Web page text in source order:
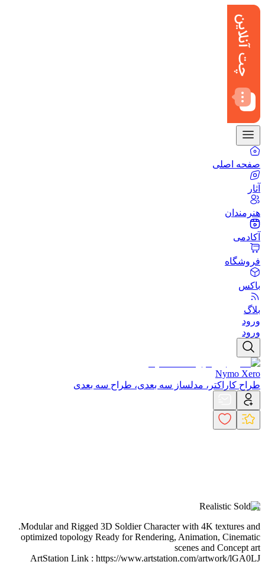
صفحه اصلی
آثار
هنرمندان
آکادمی
فروشگاه
باکس
بلاگ
ورود
ورود
Nymo Xero
طراح کاراکتر، مدلساز سه بعدی، طراح سه بعدی
Realistic Soldier
.Modular and Rigged 3D Soldier Character with 4K textures and
optimized topology Ready for Rendering, Animation, Cinematic
scenes and Concept art
ArtStation Link : https://www.artstation.com/artwork/lGA0LJ